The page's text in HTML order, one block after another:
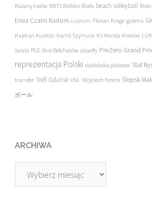
Każany Lwów BBTS Bielsko-Biała beach volleyball
Enea Czarni Radom cuprum Florian Krage galeria
Kajetan Kubicki Kamil Szymura KS Wanda Kraków
świata PGE Skra Bełchatów playoffy PreZero Grand
reprezentacja Polski siatkówka plażowa Stal
transfer Trefl Gdańsk VNL Wojciech Ferens Ślepsk
ボール
ARCHIWA
Archiwa